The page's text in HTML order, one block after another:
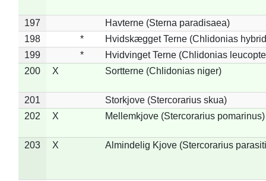
197
Havterne (Sterna paradisaea)
198
*
Hvidskægget Terne (Chlidonias
199
*
Hvidvinget Terne (Chlidonias
200
X Sortterne (Chlidonias niger)
201
Storkjove (Stercorarius skua)
202
X Mellemkjove (Stercorarius pomarinus)
203 X Almindelig Kjove (Stercorarius